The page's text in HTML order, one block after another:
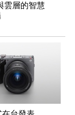
雲層的智慧